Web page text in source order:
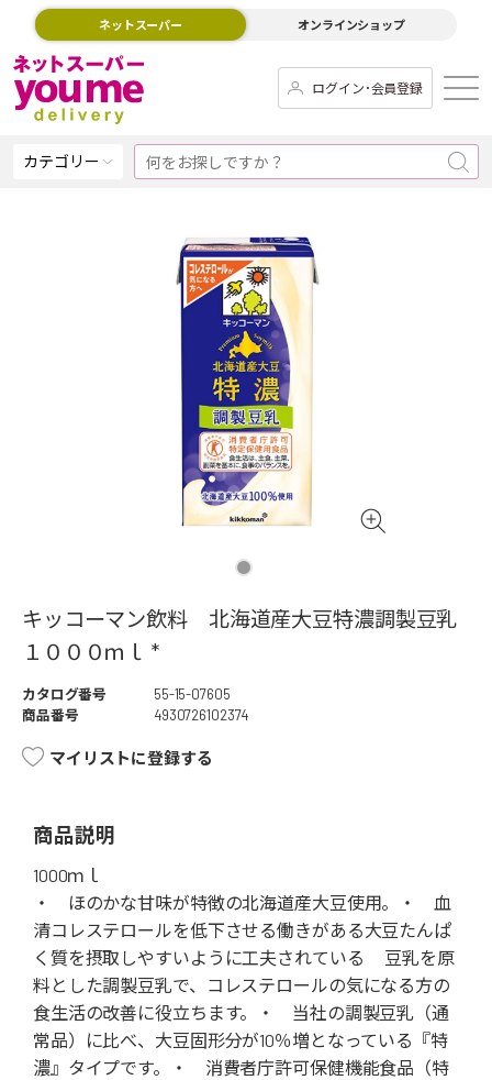
ネットスーパー オンラインショップ
ログイン･会員登録
カテゴリー
キッコーマン飲料 北海道産大豆特濃調製豆乳
１０００ｍｌ *
カタログ番号
55-15-07605
商品番号
4930726102374
マイリストに登録する
商品説明
1000ｍｌ
・ ほのかな甘味が特徴の北海道産大豆使用。・ 血
清コレステロールを低下させる働きがある大豆たんぱ
く質を摂取しやすいように工夫されている 豆乳を原
料とした調製豆乳で、コレステロールの気になる方の
食生活の改善に役立ちます。・ 当社の調製豆乳（通
常品）に比べ、大豆固形分が10％増となっている『特
濃』タイプです。・ 消費者庁許可保健機能食品（特